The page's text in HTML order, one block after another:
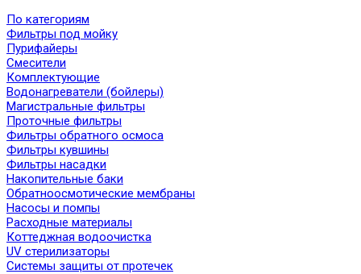
По категориям
Фильтры под мойку
Пурифайеры
Смесители
Комплектующие
Водонагреватели (бойлеры)
Магистральные фильтры
Проточные фильтры
Фильтры обратного осмоса
Фильтры кувшины
Фильтры насадки
Накопительные баки
Обратноосмотические мембраны
Насосы и помпы
Расходные материалы
Коттеджная водоочистка
UV стерилизаторы
Системы защиты от протечек